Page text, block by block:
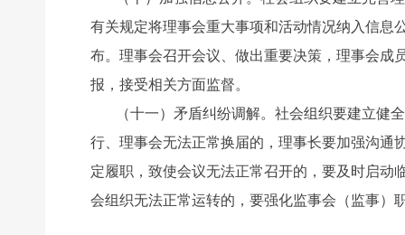
有关规定将理事会重大事项和活动情况纳入信息
布。理事会召开会议、做出重要决策，理事会成
报，接受相关方面监督。
（十一）矛盾纠纷调解。社会组织要建立健
行、理事会无法正常换届的，理事长要加强沟通
定履职，致使会议无法正常召开的，要及时启动
会组织无法正常运转的，要强化监事会（监事）